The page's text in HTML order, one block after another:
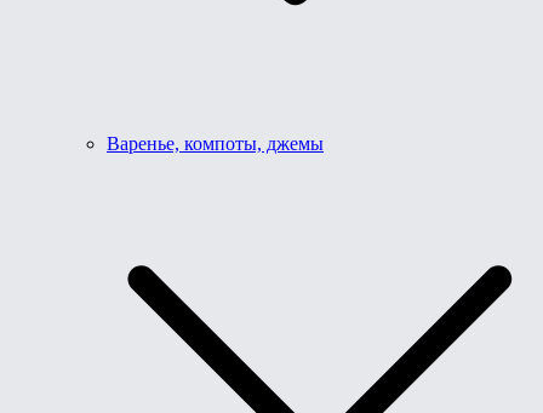
Варенье, компоты, джемы